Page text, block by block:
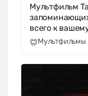
Мультфильм
всего к
Мультфильмы